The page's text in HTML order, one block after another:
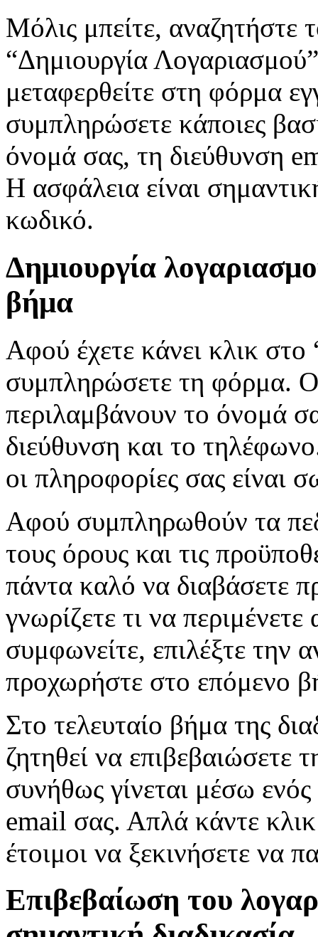
Μόλις μπείτε, αναζητήστε
“Δημιουργία
μεταφερθείτε στη φόρμα
συμπληρώσετε κάποιες
όνομά σας, τη διεύθυνση
Η ασφάλεια είναι
κωδικό.
Δημιουργία
βήμα
Αφού έχετε κάνει κλικ
συμπληρώσετε τη φόρμα.
περιλαμβάνουν το όνομά
διεύθυνση και το
οι πληροφορίες σας είναι
Αφού συμπληρωθούν τα
τους όρους και τις
πάντα καλό να διαβάσετε
γνωρίζετε τι να
συμφωνείτε, επιλέξτε την
προχωρήστε στο επόμενο
Στο τελευταίο βήμα της
ζητηθεί να επιβεβαιώσετε
συνήθως γίνεται μέσω
email σας. Απλά κάντε
έτοιμοι να ξεκινήσετε να
Επιβεβαίωση του